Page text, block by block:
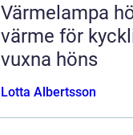
Värmelampa höns
värme för
vuxna höns
Lotta Albertsson